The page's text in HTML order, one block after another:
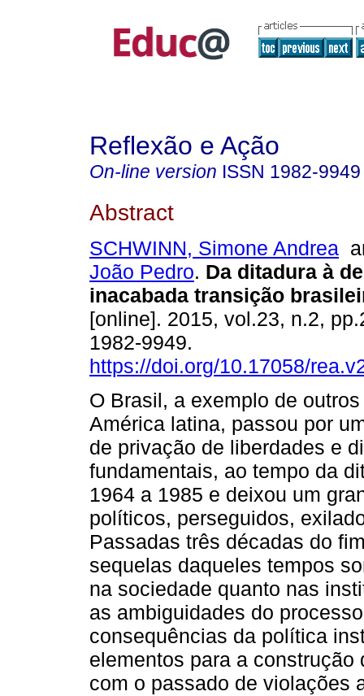
Reflexão e Ação
On-line version ISSN 1982-9949
Abstract
SCHWINN, Simone Andrea
João Pedro. Da ditadura à
inacabada transição
[online]. 2015, vol.23, n.2,
1982-9949.
https://doi.org/10.17058/
O Brasil, a exemplo de
América latina, passou por
de privação de liberdades e
fundamentais, ao tempo da
1964 a 1985 e deixou um
políticos, perseguidos,
Passadas três décadas do
sequelas daqueles tempos
na sociedade quanto nas
as ambiguidades do
consequências da política
elementos para a
com o passado de violações